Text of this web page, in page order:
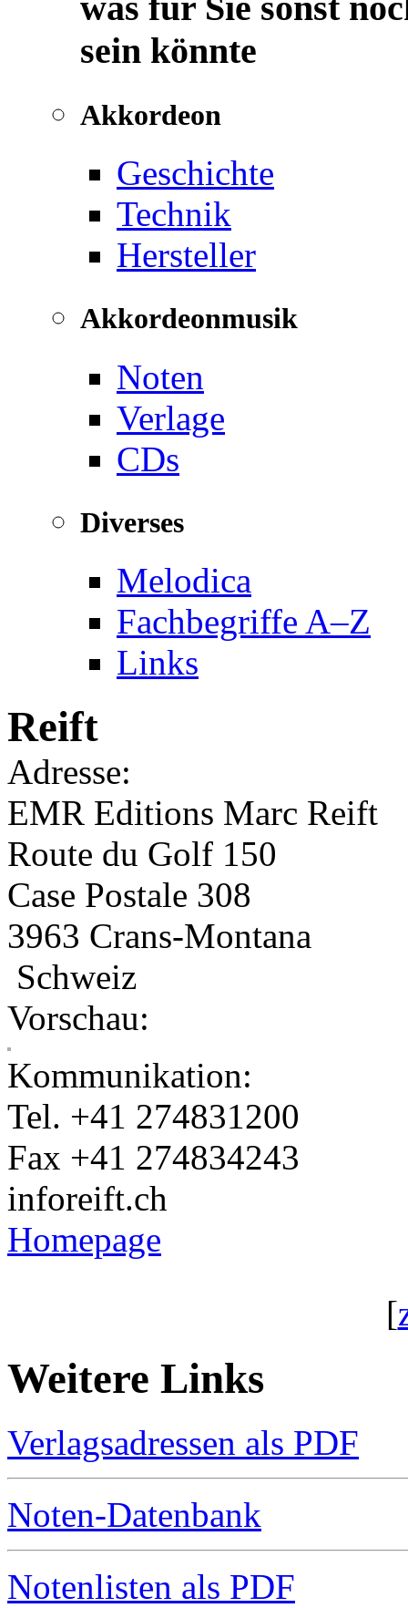
sein könnte
Akkordeon
Geschichte
Technik
Hersteller
Akkordeonmusik
Noten
Verlage
CDs
Diverses
Melodica
Fachbegriffe A–Z
Links
Reift
Adresse:
EMR Editions Marc Reift
Route du Golf 150
Case Postale 308
3963 Crans-Montana
Schweiz
Vorschau:
Kommunikation:
Tel. +41 274831200
Fax +41 274834243
inforeift.ch
Homepage
[
Weitere Links
Verlagsadressen als PDF
Noten-Datenbank
Notenlisten als PDF